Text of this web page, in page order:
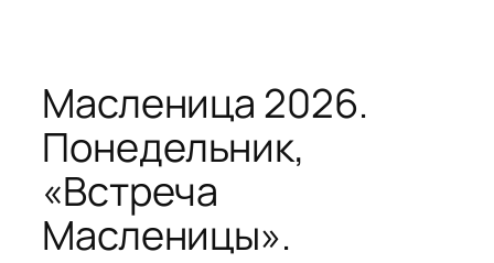
Масленица 2026.
Понедельник,
«Встреча
Масленицы».